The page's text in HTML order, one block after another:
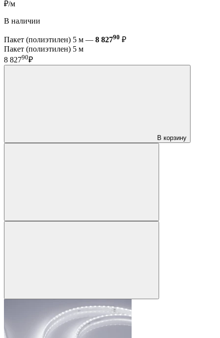
₽/м
В наличии
Пакет (полиэтилен) 5 м — 8 82790 ₽
Пакет (полиэтилен) 5 м
8 82790₽
В корзину